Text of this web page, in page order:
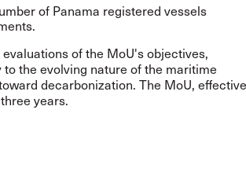
of Panama registered vessels
of the MoU's objectives,
the evolving nature of the maritime
decarbonization. The MoU, effective
years.